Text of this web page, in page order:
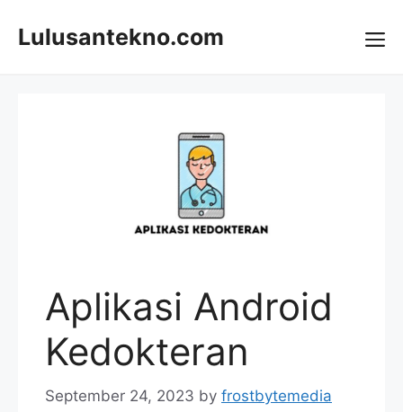
Lulusantekno.com
Aplikasi Android
Kedokteran
September 24, 2023 by frostbytemedia